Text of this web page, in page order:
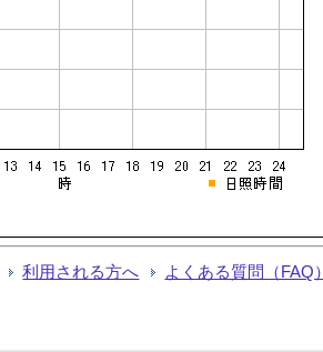
利用される方へ よくある質問（FAQ）